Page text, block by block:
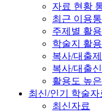
자료 현황
최근 이용
주제별 활
학술지 활
복사/대출
복사/대출
활용도 높은
최신/인기 학술자
최신자료